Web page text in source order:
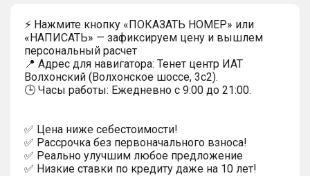
⚡ Нажмите кнопку «ПОКАЗАТЬ НОМЕР» или
«НАПИСАТЬ» — зафиксируем цену и вышлем
персональный расчет
📍 Адрес для навигатора: Тенет центр ИАТ
Волхонский (Волхонское шоссе, 3с2).
🕒 Часы работы: Ежедневно с 9:00 до 21:00.
✅ Цена ниже себестоимости!
✅ Рассрочка без первоначального взноса!
✅ Реально улучшим любое предложение
✅ Низкие ставки по кредиту даже на 10 лет!